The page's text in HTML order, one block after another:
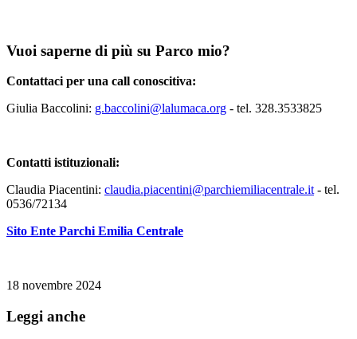
Vuoi saperne di più su Parco mio?
Contattaci per una call conoscitiva:
Giulia Baccolini: g.baccolini@lalumaca.org - tel. 328.3533825
Contatti istituzionali:
Claudia Piacentini: claudia.piacentini@parchiemiliacentrale.it- tel.
0536/72134
Sito Ente Parchi Emilia Centrale
18 novembre 2024
Leggi anche